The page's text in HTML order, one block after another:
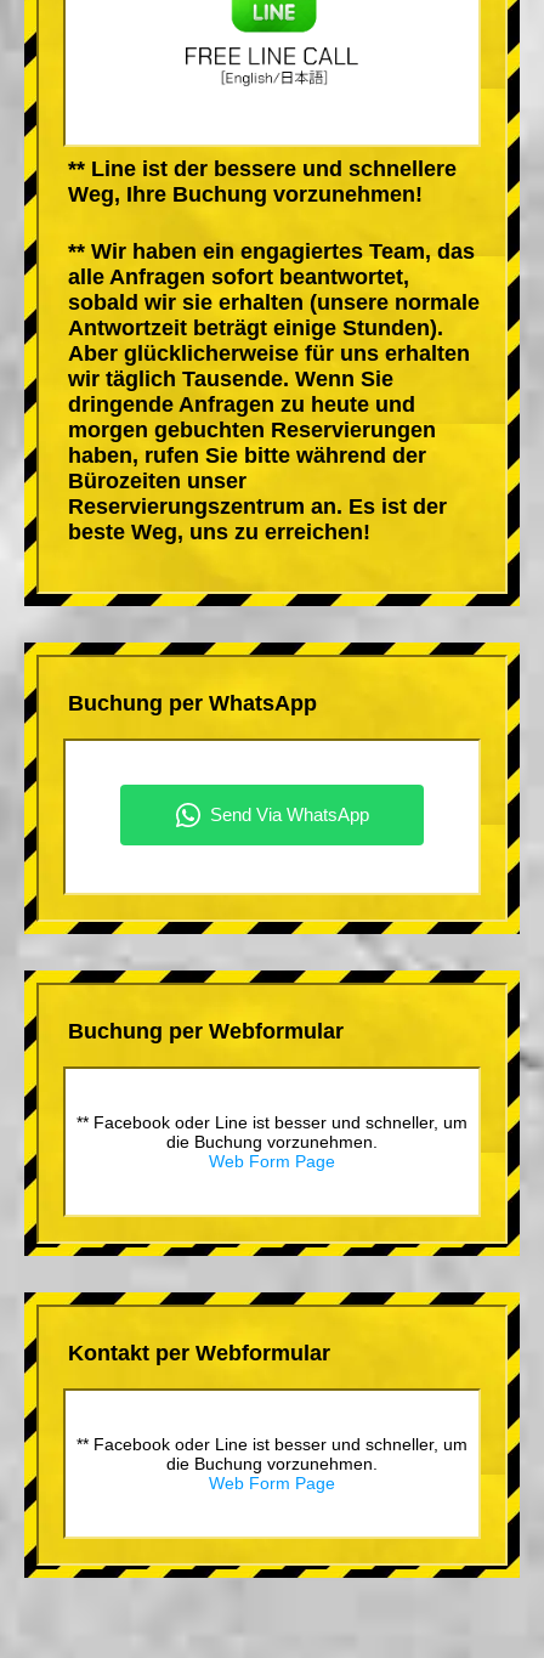
** Line ist der bessere und schnellere
Weg, Ihre Buchung vorzunehmen!
** Wir haben ein engagiertes Team, das
alle Anfragen sofort beantwortet,
sobald wir sie erhalten (unsere normale
Antwortzeit beträgt einige Stunden).
Aber glücklicherweise für uns erhalten
wir täglich Tausende. Wenn Sie
dringende Anfragen zu heute und
morgen gebuchten Reservierungen
haben, rufen Sie bitte während der
Bürozeiten unser
Reservierungszentrum an. Es ist der
beste Weg, uns zu erreichen!
Buchung per WhatsApp
Buchung per Webformular
** Facebook oder Line ist besser und schneller, um
die Buchung vorzunehmen.
Web Form Page
Kontakt per Webformular
** Facebook oder Line ist besser und schneller, um
die Buchung vorzunehmen.
Web Form Page